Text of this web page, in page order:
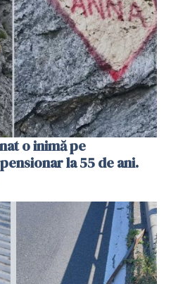
o inimă pe
la 55 de ani.